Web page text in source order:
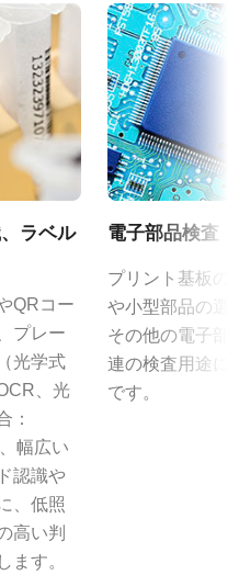
PMCL
合カタログ）
スコン
ケーブルは100V専用)
きこと）
D)mm （突起部除く）
ト
、CV-M9GEに対応していま
す。
ラベル
QRコー
プレー
光学式
、光
：
幅広い
認識や
、低照
高い判
ます。
電子部品検査
プリント基板の
や小型部品の選
その他の電子部
連の検査用途に
です。